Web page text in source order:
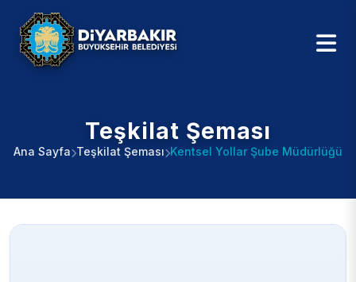
Teşkilat Şeması
Ana Sayfa Teşkilat Şeması Kentsel Yollar Şube Müdürlüğü